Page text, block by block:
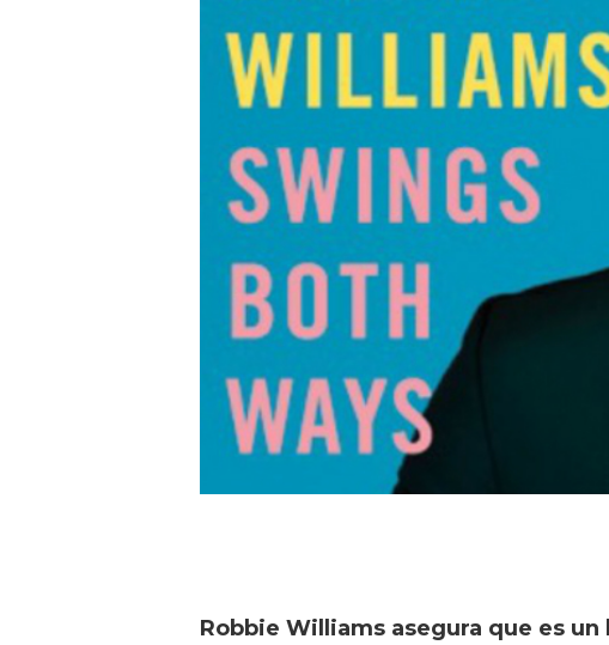
Robbie Williams asegura que es